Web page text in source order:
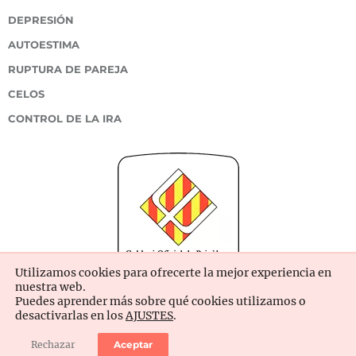
DEPRESIÓN
AUTOESTIMA
RUPTURA DE PAREJA
CELOS
CONTROL DE LA IRA
Utilizamos cookies para ofrecerte la mejor experiencia en
nuestra web.
Puedes aprender más sobre qué cookies utilizamos o
desactivarlas en losAJUSTES.
Aceptar
Rechazar